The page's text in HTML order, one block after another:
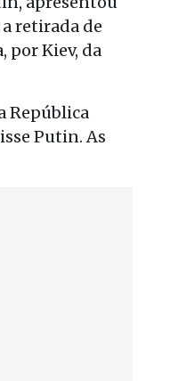
retirada de
por Kiev, da
República
Putin. As